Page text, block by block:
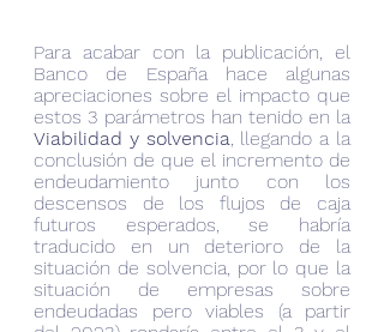
Para acabar con la publicación, el
Banco de España hace algunas
apreciaciones sobre el impacto que
Viabilidad y solvencia, llegando a la
conclusión de que el incremento de
endeudamiento junto con los
descensos de los flujos de caja
futuros esperados, se habría
traducido en un deterioro de la
situación de solvencia, por lo que la
situación de empresas sobre
endeudadas pero viables (a partir